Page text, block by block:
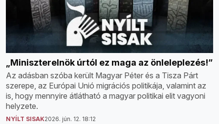
„Miniszterelnök úrtól ez maga az önleleplezés!”
Az adásban szóba került Magyar Péter és a Tisza Párt
szerepe, az Európai Unió migrációs politikája, valamint az
is, hogy mennyire átlátható a magyar politikai elit vagyoni
helyzete.
NYÍLT SISAK2026. jún. 12. 18:12